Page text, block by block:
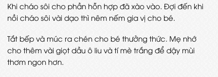
Khi cháo sôi cho phần hỗn hợp đã xào vào. Đợi đến khi
nồi cháo sôi vài dạo thì nêm nếm gia vị cho bé.
Tắt bếp và múc ra chén cho bé thưởng thức. Mẹ nhớ
cho thêm vài giọt dầu ô liu và tí mè trắng để dậy mùi
thơm ngon hơn.